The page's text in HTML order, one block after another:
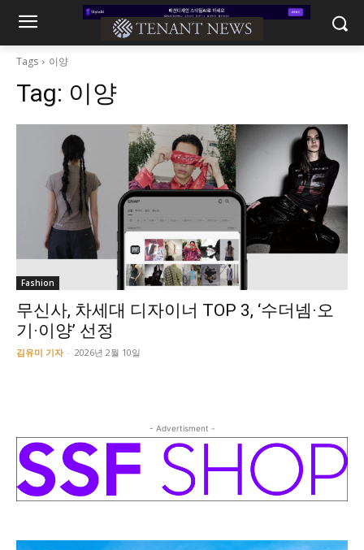
Tags 이양
Tag: 이양
Fashion
무신사, 차세대 디자이너 TOP 3, ‘수더넴·오
기·이양’ 선정
김유미 기자 - 2026년 2월 10일
- Advertisment -